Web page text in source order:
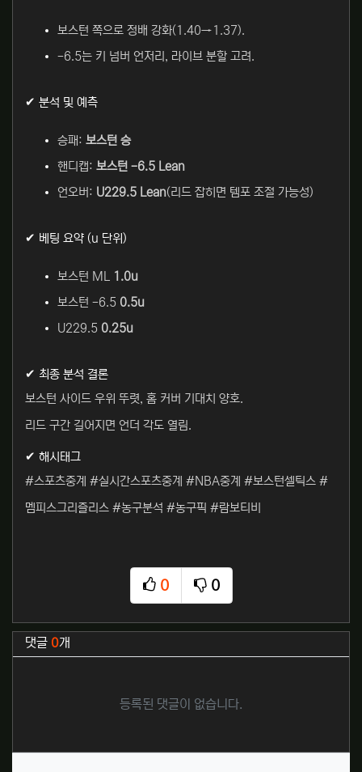
보스턴 쪽으로 정배 강화(1.40→1.37).
-6.5는 키 넘버 언저리, 라이브 분할 고려.
✔ 분석 및 예측
승패: 보스턴 승
핸디캡: 보스턴 -6.5 Lean
언오버: U229.5 Lean(리드 잡히면 템포 조절 가능성)
✔ 베팅 요약 (u 단위)
보스턴 ML
1.0u
보스턴 -6.5 0.5u
U229.5 0.25u
✔ 최종 분석 결론
보스턴 사이드 우위 뚜렷, 홈 커버 기대치 양호.
리드 구간 길어지면 언더 각도 열림.
✔ 해시태그
#스포츠중계 #실시간스포츠중계 #NBA중계 #보스턴셀틱스 #
멤피스그리즐리스 #농구분석 #농구픽 #람보티비
0
추천
0
비추천
관련자료
댓글 0개
등록된 댓글이 없습니다.